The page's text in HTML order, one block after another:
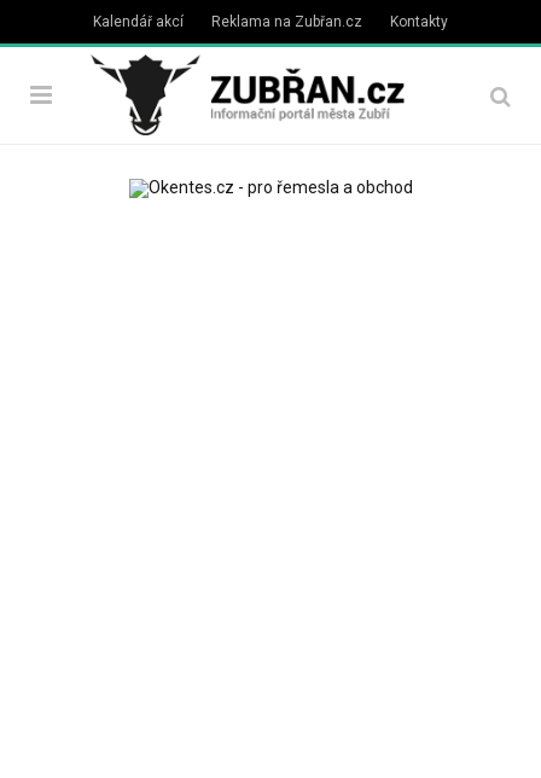
Kalendář akcí Reklama na Zubřan.cz Kontakty